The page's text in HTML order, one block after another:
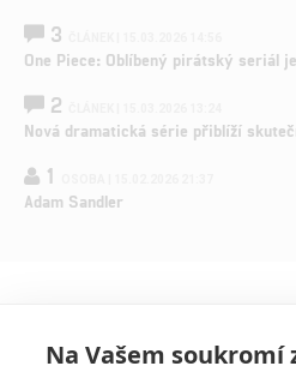
3
One Piece: Oblíbený pirátský seriál
2
Nová dramatická série přiblíží
1
Adam Sandler
Na Vašem soukromí